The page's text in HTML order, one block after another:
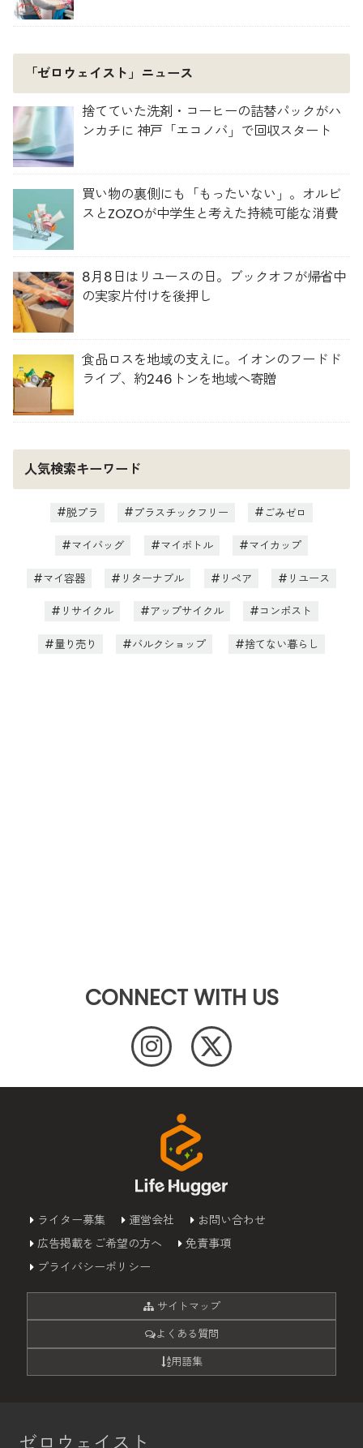
「ゼロウェイスト」ニュース
捨てていた洗剤・コーヒーの詰替パックがハ
ンカチに 神戸「エコノバ」で回収スタート
買い物の裏側にも「もったいない」。オルビ
スとZOZOが中学生と考えた持続可能な消費
8月8日はリユースの日。ブックオフが帰省中
の実家片付けを後押し
食品ロスを地域の支えに。イオンのフードド
ライブ、約246トンを地域へ寄贈
人気検索キーワード
脱プラ プラスチックフリー ごみゼロ
マイバッグ マイボトル マイカップ
マイ容器 リターナブル リペア リユース
リサイクル アップサイクル コンポスト
量り売り バルクショップ 捨てない暮らし
CONNECT WITH US
ライター募集 運営会社
お問い合わせ
広告掲載をご希望の方へ
免責事項
プライバシーポリシー
サイトマップ
よくある質問
用語集